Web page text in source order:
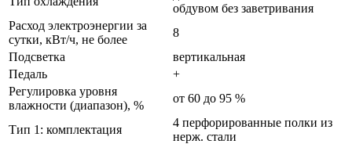
обдувом без заветривания
Расход электроэнергии за
сутки, кВт/ч, не более
8
Подсветка
вертикальная
Педаль
+
Регулировка уровня
влажности (диапазон), %
от 60 до 95 %
Тип 1: комплектация
4 перфорированные полки из
нерж. стали